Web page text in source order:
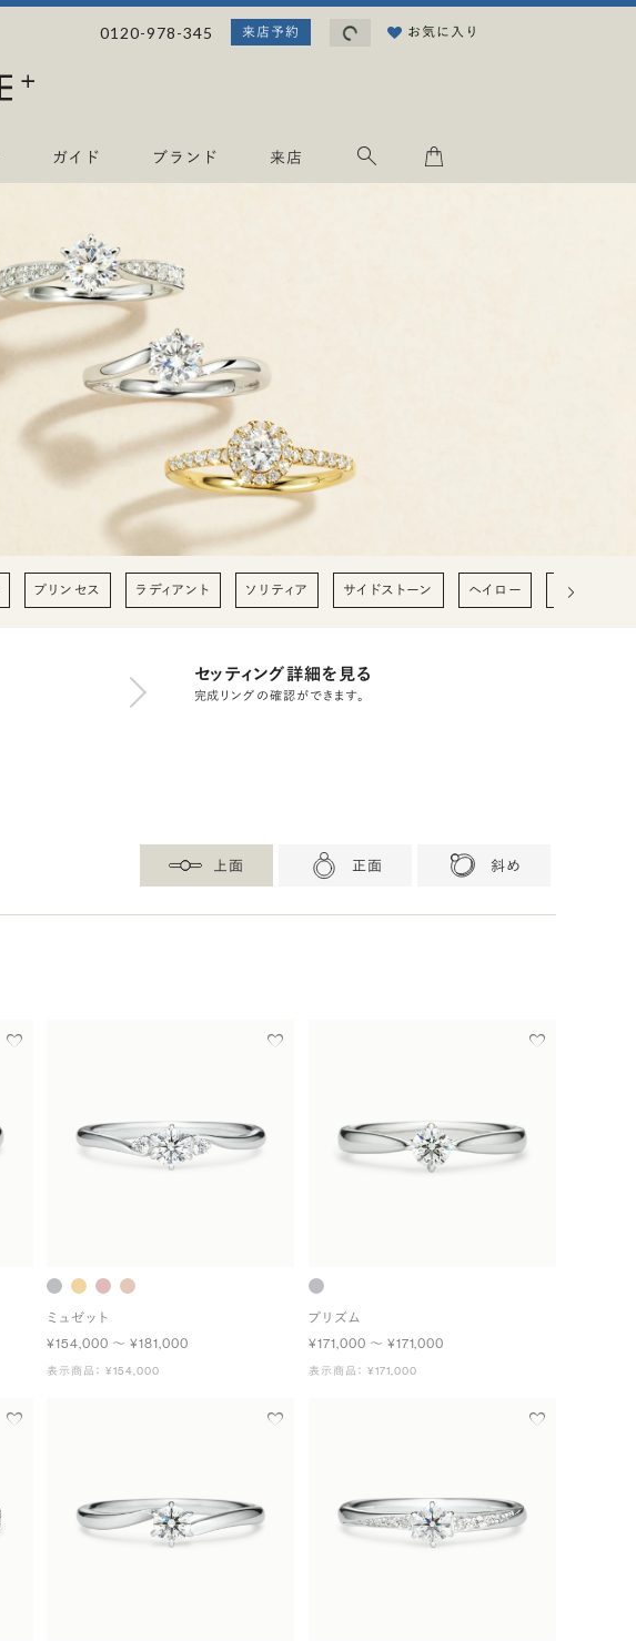
0120-978-345 来店予約
.
.
お気に入り
ガイド ブランド 来店
プリンセス ラディアント ソリティア サイドストーン ヘイロー 0.2ct
セッティング詳細を見る
完成リングの確認ができます。
上面 正面 斜め
ミュゼット
¥154,000 〜 ¥181,000
表示商品： ¥154,000
プリズム
¥171,000 〜 ¥171,000
表示商品： ¥171,000